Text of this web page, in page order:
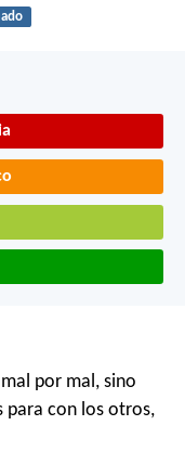
por mal, sino
para con los otros,